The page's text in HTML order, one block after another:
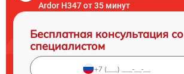
Ardor H347 от 35 минут
Бесплатная консультация со
специалистом